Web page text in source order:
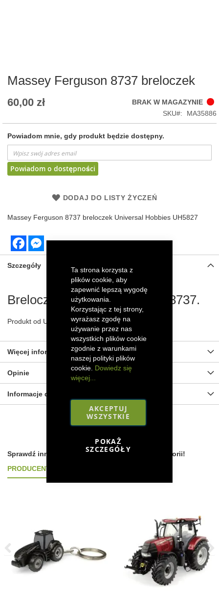
Ta strona korzysta z
plików cookie, aby
zapewnić lepszą wygodę
użytkowania.
Korzystając z tej strony,
wyrażasz zgodę na
używanie przez nas
wszystkich plików cookie
zgodnie z warunkami
naszej polityki plików
cookie. Dowiedz się
więcej...
AKCEPTUJ
WSZYSTKIE
POKAŻ
SZCZEGÓŁY
the
gallery
Massey Ferguson 8737 breloczek
60,00 zł
BRAK W MAGAZYNIE
SKU
MA35886
Powiadom mnie, gdy produkt będzie dostępny.
Powiadom o dostępności
DODAJ DO LISTY ŻYCZEŃ
Massey Ferguson 8737 breloczek Universal Hobbies UH5827
FacebookMessenger
Szczegóły
Breloczek Massey Ferguson 8737.
Produkt od Universal Hobbies, wykonany z metalu.
Więcej informacji
Opinie
Informacje dot. bezpieczeństwa
Sprawdź inne produkty według podobnych kategorii!
PRODUCENT